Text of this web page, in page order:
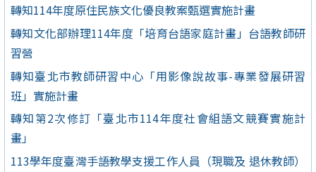
轉知114年度原住民族文化優良教案甄選實施計畫
轉知文化部辦理114年度「培育台語家庭計畫」台語教師研
習營
轉知臺北市教師研習中心「用影像說故事-專業發展研習
班」實施計畫
轉知第2次修訂「臺北市114年度社會組語文競賽實施計
畫」
113學年度臺灣手語教學支援工作人員（現職及 退休教師）